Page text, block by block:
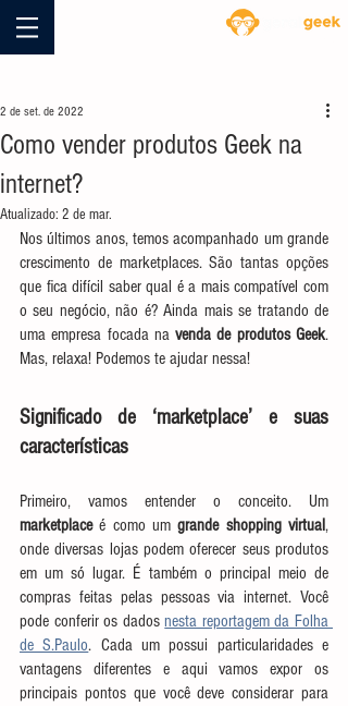
Como vender produtos Geek na
internet?
2 de set. de 2022
Atualizado: 2 de mar.
Nos últimos anos, temos acompanhado um grande
crescimento de marketplaces. São tantas opções
que fica difícil saber qual é a mais compatível com
o seu negócio, não é? Ainda mais se tratando de
uma empresa focada na venda de produtos Geek.
Mas, relaxa! Podemos te ajudar nessa!
Significado de ‘marketplace’ e suas
características
marketplace é como um grande shopping virtual,
onde diversas lojas podem oferecer seus produtos
em um só lugar. É também o principal meio de
compras feitas pelas pessoas via internet. Você
pode conferir os dados nesta reportagem da Folha
de S.Paulo. Cada um possui particularidades e
vantagens diferentes e aqui vamos expor os
principais pontos que você deve considerar para